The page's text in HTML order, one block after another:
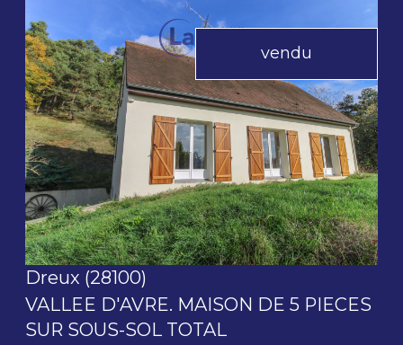
vendu
voir le bien
Dreux (28100)
VALLEE D'AVRE. MAISON DE 5 PIECES
SUR SOUS-SOL TOTAL